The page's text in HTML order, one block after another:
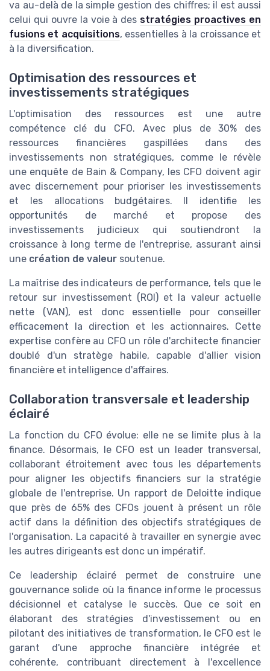
va au-delà de la simple gestion des chiffres; il est aussi
celui qui ouvre la voie à des stratégies proactives en
fusions et acquisitions, essentielles à la croissance et
à la diversification.
Optimisation des ressources et
investissements stratégiques
L'optimisation des ressources est une autre
compétence clé du CFO. Avec plus de 30% des
ressources financières gaspillées dans des
investissements non stratégiques, comme le révèle
une enquête de Bain & Company, les CFO doivent agir
avec discernement pour prioriser les investissements
et les allocations budgétaires. Il identifie les
opportunités de marché et propose des
investissements judicieux qui soutiendront la
croissance à long terme de l'entreprise, assurant ainsi
une création de valeur soutenue.
La maîtrise des indicateurs de performance, tels que le
retour sur investissement (ROI) et la valeur actuelle
nette (VAN), est donc essentielle pour conseiller
efficacement la direction et les actionnaires. Cette
expertise confère au CFO un rôle d'architecte financier
doublé d'un stratège habile, capable d'allier vision
financière et intelligence d'affaires.
Collaboration transversale et leadership
éclairé
La fonction du CFO évolue: elle ne se limite plus à la
finance. Désormais, le CFO est un leader transversal,
collaborant étroitement avec tous les départements
pour aligner les objectifs financiers sur la stratégie
globale de l'entreprise. Un rapport de Deloitte indique
que près de 65% des CFOs jouent à présent un rôle
actif dans la définition des objectifs stratégiques de
l'organisation. La capacité à travailler en synergie avec
les autres dirigeants est donc un impératif.
Ce leadership éclairé permet de construire une
gouvernance solide où la finance informe le processus
décisionnel et catalyse le succès. Que ce soit en
élaborant des stratégies d'investissement ou en
pilotant des initiatives de transformation, le CFO est le
garant d'une approche financière intégrée et
cohérente, contribuant directement à l'excellence